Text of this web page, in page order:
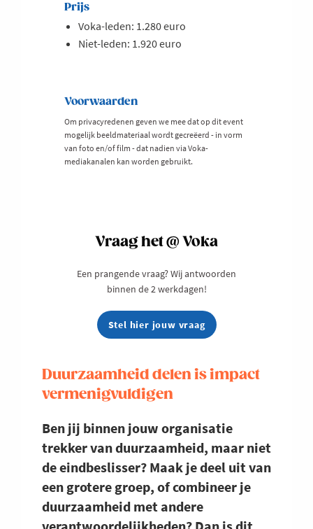
Duurzaamheid delen is impact
vermenigvuldigen
Ben jij binnen jouw organisatie
trekker van duurzaamheid, maar niet
de eindbeslisser? Maak je deel uit van
een grotere groep, of combineer je
duurzaamheid met andere
Prijs
Voka-leden: 1.280 euro
Niet-leden: 1.920 euro
Voorwaarden
Om privacyredenen geven we mee dat op dit event
mogelijk beeldmateriaal wordt gecreëerd - in vorm
van foto en/of film - dat nadien via Voka-
mediakanalen kan worden gebruikt.
Vraag het @ Voka
Een prangende vraag? Wij antwoorden
binnen de 2 werkdagen!
Stel hier jouw vraag